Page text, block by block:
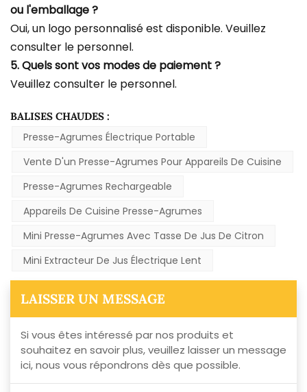
ou l'emballage ?
Oui, un logo personnalisé est disponible. Veuillez
consulter le personnel.
5. Quels sont vos modes de paiement ?
Veuillez consulter le personnel.
BALISES CHAUDES :
Presse-Agrumes Électrique Portable
Vente D'un Presse-Agrumes Pour Appareils De Cuisine
Presse-Agrumes Rechargeable
Appareils De Cuisine Presse-Agrumes
Mini Presse-Agrumes Avec Tasse De Jus De Citron
Mini Extracteur De Jus Électrique Lent
LAISSER UN MESSAGE
Si vous êtes intéressé par nos produits et
souhaitez en savoir plus, veuillez laisser un message
ici, nous vous répondrons dès que possible.